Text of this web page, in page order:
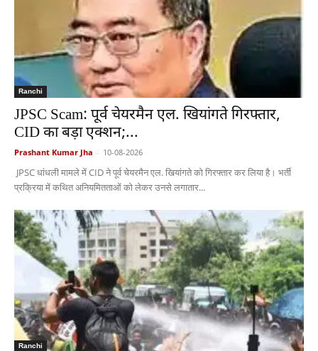
Ranchi
JPSC Scam: पूर्व चेयरमैन एल. खियांगते गिरफ्तार,
CID का बड़ा एक्शन;...
Prashant Kumar Jha - 10-08-2026
JPSC धांधली मामले में CID ने पूर्व चेयरमैन एल. खियांगते को गिरफ्तार कर लिया है। भर्ती
प्रक्रिया में कथित अनियमितताओं को लेकर उनसे लगातार...
Ranchi